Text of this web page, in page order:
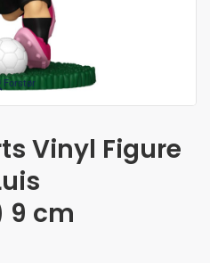
Forstør
Vinyl Figure
9 cm